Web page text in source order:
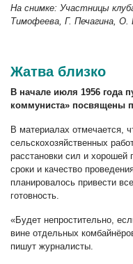
На снимке: Участницы
Тимофеева, Г. Печагина, О.
Жатва близко
В начале июля 1956 года
коммуниста» посвящены
В материалах отмечается,
сельскохозяйственных
расстановки сил и хорошей
сроки и качество
планировалось привести
готовность.
«Будет непростительно,
вине отдельных
пишут журналисты.